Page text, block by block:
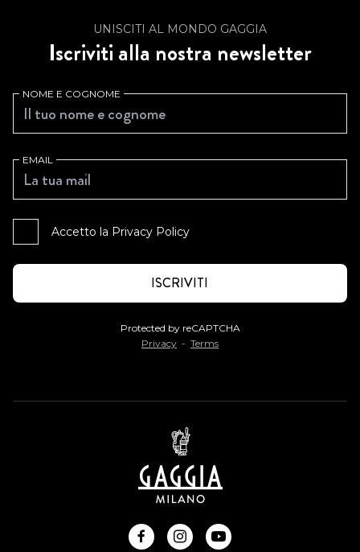
UNISCITI AL MONDO GAGGIA
Iscriviti alla nostra newsletter
NOME E COGNOME
EMAIL
Accetto la Privacy Policy
Protected by reCAPTCHA
Privacy - Terms
facebook
instagram
youtube